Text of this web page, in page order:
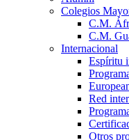
Colegios
C.M.
C.M.
Internacional
Espíritu
Red
Otros